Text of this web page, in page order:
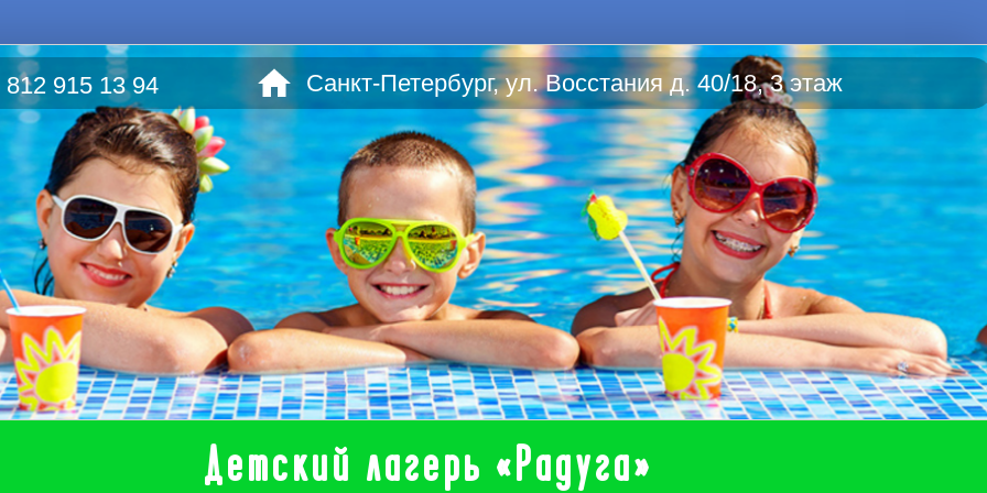
812 915 13 94 Санкт-Петербург, ул. Восстания д. 40/18, 3 этаж
Детский лагерь «Радуга»